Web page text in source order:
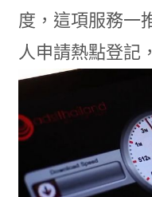
度，這項服務一
人申請熱點登記